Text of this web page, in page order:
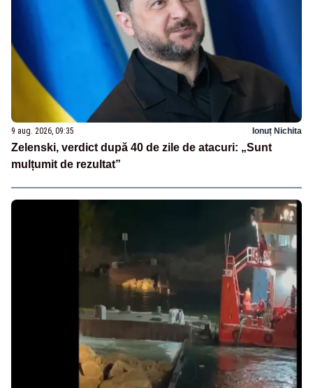
9 aug. 2026, 09:35 Ionuț Nichita
Zelenski, verdict după 40 de zile de atacuri: „Sunt
mulțumit de rezultat”